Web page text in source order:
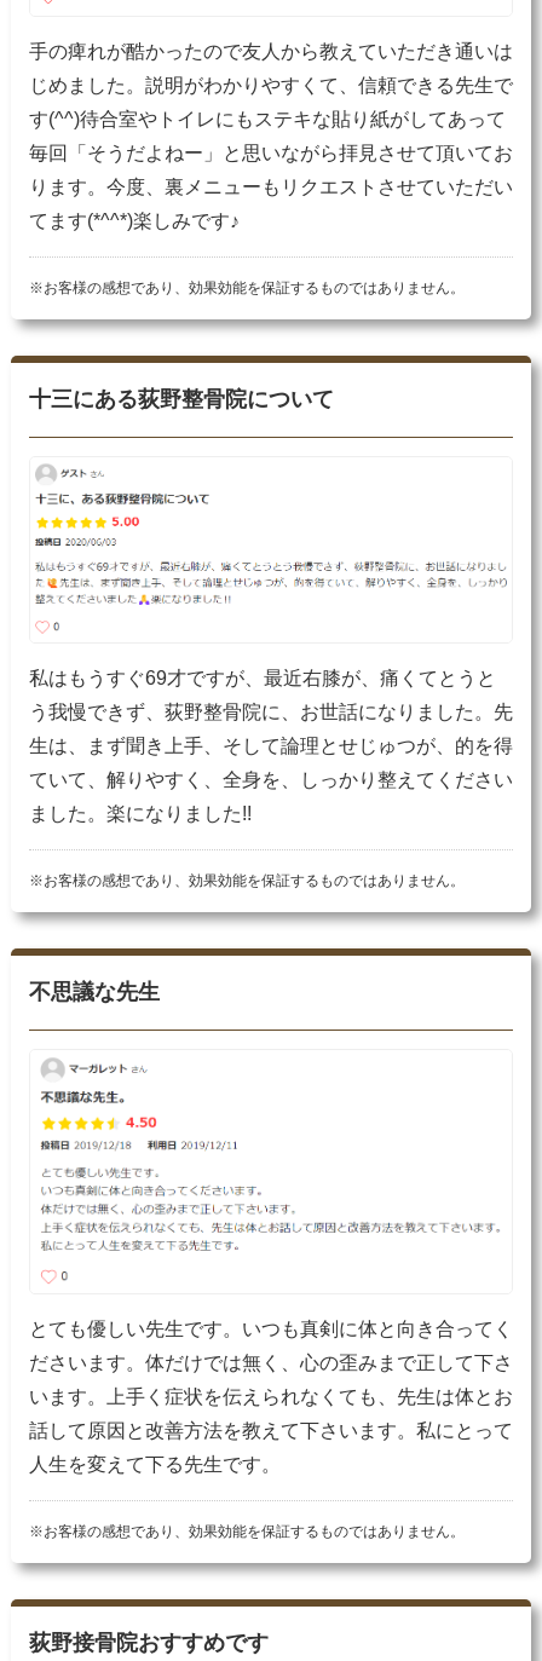
手の痺れが酷かったので友人から教えていただき通いは
じめました。説明がわかりやすくて、信頼できる先生で
す(^^)待合室やトイレにもステキな貼り紙がしてあって
毎回「そうだよねー」と思いながら拝見させて頂いてお
ります。今度、裏メニューもリクエストさせていただい
てます(*^^*)楽しみです♪
※お客様の感想であり、効果効能を保証するものではありません。
十三にある荻野整骨院について
私はもうすぐ69才ですが、最近右膝が、痛くてとうと
う我慢できず、荻野整骨院に、お世話になりました。先
生は、まず聞き上手、そして論理とせじゅつが、的を得
ていて、解りやすく、全身を、しっかり整えてください
ました。楽になりました!!
※お客様の感想であり、効果効能を保証するものではありません。
不思議な先生
とても優しい先生です。いつも真剣に体と向き合ってく
ださいます。体だけでは無く、心の歪みまで正して下さ
います。上手く症状を伝えられなくても、先生は体とお
話して原因と改善方法を教えて下さいます。私にとって
人生を変えて下る先生です。
※お客様の感想であり、効果効能を保証するものではありません。
荻野接骨院おすすめです